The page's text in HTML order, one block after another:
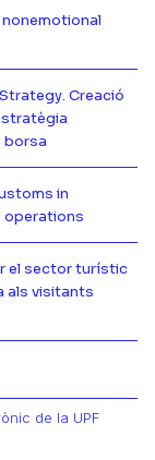
de
Creació
borsa
de
in
operations
de
el sector turístic
als visitants
de
de la UPF